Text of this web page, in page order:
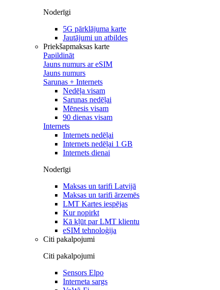
Noderīgi
5G pārklājuma karte
Jautājumi un atbildes
Priekšapmaksas karte
Papildināt
Jauns numurs ar eSIM
Jauns numurs
Sarunas + Internets
Nedēļa visam
Sarunas nedēļai
Mēnesis visam
90 dienas visam
Internets
Internets nedēļai
Internets nedēļai 1 GB
Internets dienai
Noderīgi
Maksas un tarifi Latvijā
Maksas un tarifi ārzemēs
LMT Kartes iespējas
Kur nopirkt
Kā kļūt par LMT klientu
eSIM tehnoloģija
Citi pakalpojumi
Citi pakalpojumi
Sensors Elpo
Interneta sargs